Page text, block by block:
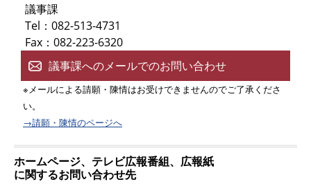
議事課
Tel：082-513-4731
Fax：082-223-6320
議事課へのメールでのお問い合わせ
※メールによる請願・陳情はお受けできませんのでご了承くださ
い。
→請願・陳情のページへ
ホームページ、テレビ広報番組、広報紙
に関するお問い合わせ先